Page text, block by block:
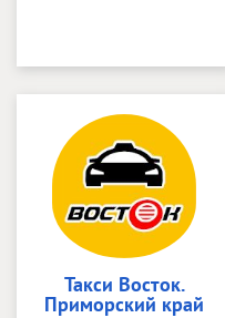
Такси Восток.
Приморский край